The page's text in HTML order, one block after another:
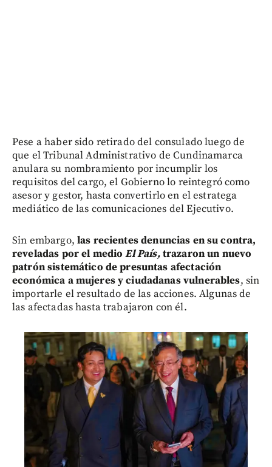
Pese a haber sido retirado del consulado luego de
que el Tribunal Administrativo de Cundinamarca
anulara su nombramiento por incumplir los
requisitos del cargo, el Gobierno lo reintegró como
asesor y gestor, hasta convertirlo en el estratega
mediático de las comunicaciones del Ejecutivo.
Sin embargo, las recientes denuncias en su contra,
reveladas por el medioEl País,trazaron un nuevo
patrón sistemático de presuntas afectación
económica a mujeres y ciudadanas vulnerables, sin
importarle el resultado de las acciones. Algunas de
las afectadas hasta trabajaron con él.